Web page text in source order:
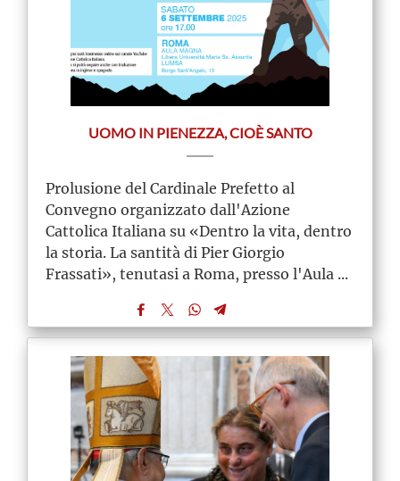
UOMO IN PIENEZZA, CIOÈ SANTO
Prolusione del Cardinale Prefetto al
Convegno organizzato dall'Azione
Cattolica Italiana su «Dentro la vita, dentro
la storia. La santità di Pier Giorgio
Frassati», tenutasi a Roma, presso l'Aula ...